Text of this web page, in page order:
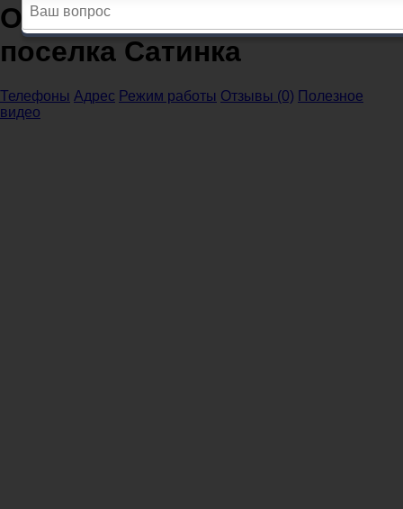
ОП (Отделение полиции)
поселка Сатинка
Телефоны Адрес Режим работы Отзывы (0) Полезное
видео